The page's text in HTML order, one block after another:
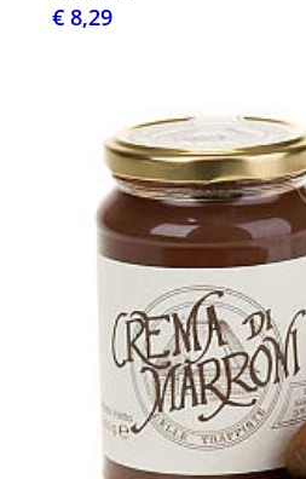
€ 8,29